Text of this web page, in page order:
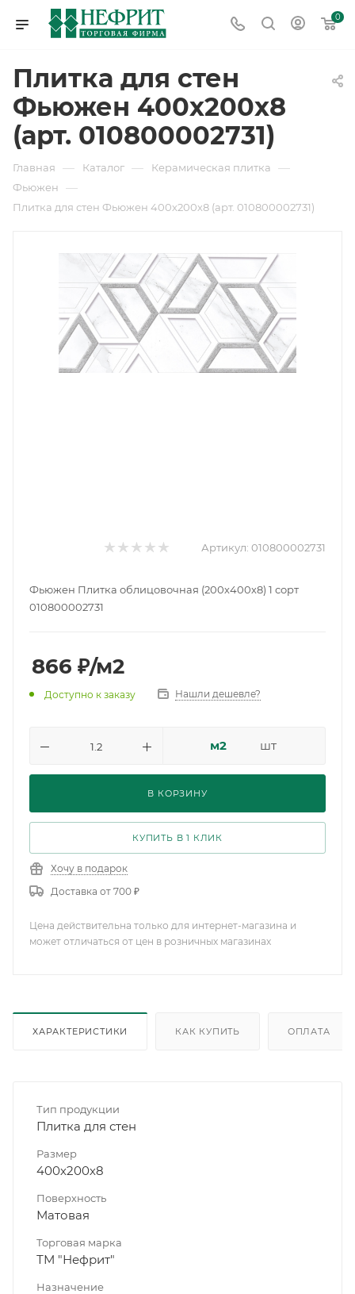
0
Плитка для стен
Фьюжен 400х200х8
(арт. 010800002731)
Главная — Каталог — Керамическая плитка —
Фьюжен —
Плитка для стен Фьюжен 400х200х8 (арт. 010800002731)
Артикул: 010800002731
Фьюжен Плитка облицовочная (200х400х8) 1 сорт
010800002731
866 ₽/м2
Доступно к заказу Нашли дешевле?
м2 шт
В КОРЗИНУ
КУПИТЬ В 1 КЛИК
Хочу в подарок
Доставка от 700 ₽
Цена действительна только для интернет-магазина и
может отличаться от цен в розничных магазинах
ХАРАКТЕРИСТИКИ КАК КУПИТЬ ОПЛАТА
Тип продукции
Плитка для стен
Размер
400х200х8
Поверхность
Матовая
Торговая марка
ТМ "Нефрит"
Назначение